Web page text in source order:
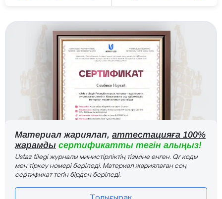
Материал жариялап, аттестацияға 100%
жарамды сертификатты тегін алыңыз!
Ustaz tilegi журналы министірліктің тізіміне енген. Qr коды
мен тіркеу номері беріледі. Материал жариялаған соң
сертификат тегін бірден беріледі.